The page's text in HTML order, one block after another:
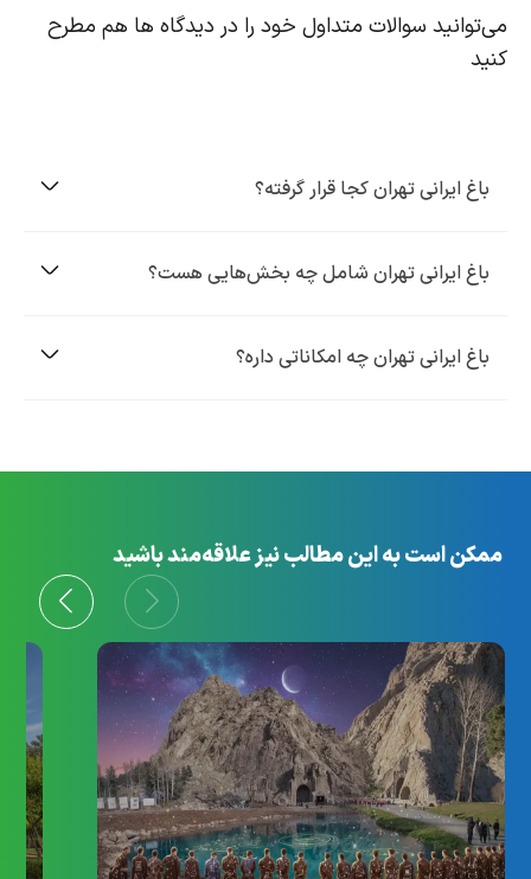
می‌توانید سوالات متداول خود را در دیدگاه ها هم مطرح
کنید
باغ ایرانی تهران کجا قرار گرفته؟
باغ ایرانی تهران شامل چه بخش‌هایی هست؟
باغ ایرانی تهران چه امکاناتی داره؟
ممکن است به این مطالب نیز علاقه‌مند باشید